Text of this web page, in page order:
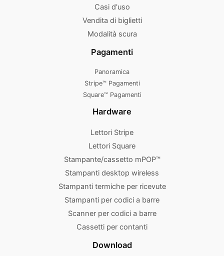
Casi d'uso
Vendita di biglietti
Modalità scura
Pagamenti
Panoramica
Stripe™ Pagamenti
Square™ Pagamenti
Hardware
Lettori Stripe
Lettori Square
Stampante/cassetto mPOP™
Stampanti desktop wireless
Stampanti termiche per ricevute
Stampanti per codici a barre
Scanner per codici a barre
Cassetti per contanti
Download